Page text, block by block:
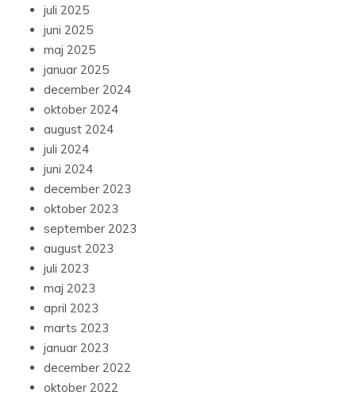
juli 2025
juni 2025
maj 2025
januar 2025
december 2024
oktober 2024
august 2024
juli 2024
juni 2024
december 2023
oktober 2023
september 2023
august 2023
juli 2023
maj 2023
april 2023
marts 2023
januar 2023
december 2022
oktober 2022